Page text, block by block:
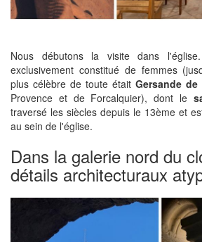
Nous débutons la visite dans
exclusivement constitué de femmes
plus célèbre de toute était Gersande de
Provence et de Forcalquier), dont le
traversé les siècles depuis le 13ème et
au sein de l'église.
Dans la galerie nord du
détails architecturaux